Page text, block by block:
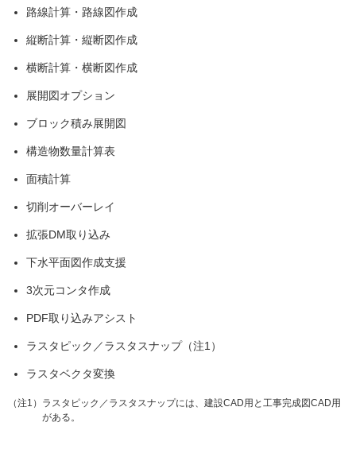
路線計算・路線図作成
縦断計算・縦断図作成
横断計算・横断図作成
展開図オプション
ブロック積み展開図
構造物数量計算表
面積計算
切削オーバーレイ
拡張DM取り込み
下水平面図作成支援
3次元コンタ作成
PDF取り込みアシスト
ラスタピック／ラスタスナップ（注1）
ラスタベクタ変換
（注1）ラスタピック／ラスタスナップには、建設CAD用と工事完成図CAD用
がある。